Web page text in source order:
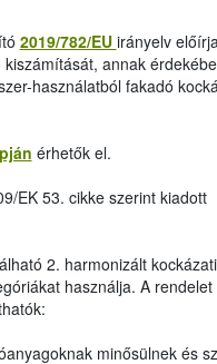
2019/782/EU irányelv
annak
használatból fakadó
érhetők el.
EK 53. cikke szerint kiadott
2. harmonizált
használja. A
minősülnek és